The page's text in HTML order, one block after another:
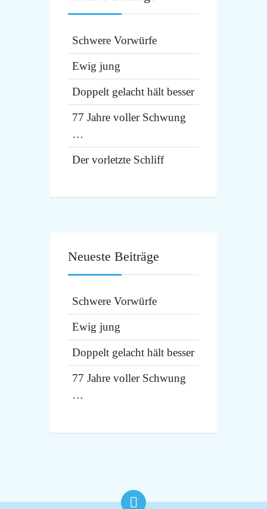
Schwere Vorwürfe
Ewig jung
Doppelt gelacht hält besser
77 Jahre voller Schwung
…
Der vorletzte Schliff
Neueste Beiträge
Schwere Vorwürfe
Ewig jung
Doppelt gelacht hält besser
77 Jahre voller Schwung
…